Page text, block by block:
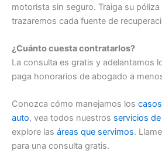
motorista sin seguro. Traiga su
trazaremos cada fuente de
¿Cuánto cuesta contratarlos?
La consulta es gratis y adelantamos
paga honorarios de abogado a
Conozca cómo manejamos los
auto, vea todos nuestros servicios
explore las áreas que servimos.
para una consulta gratis.